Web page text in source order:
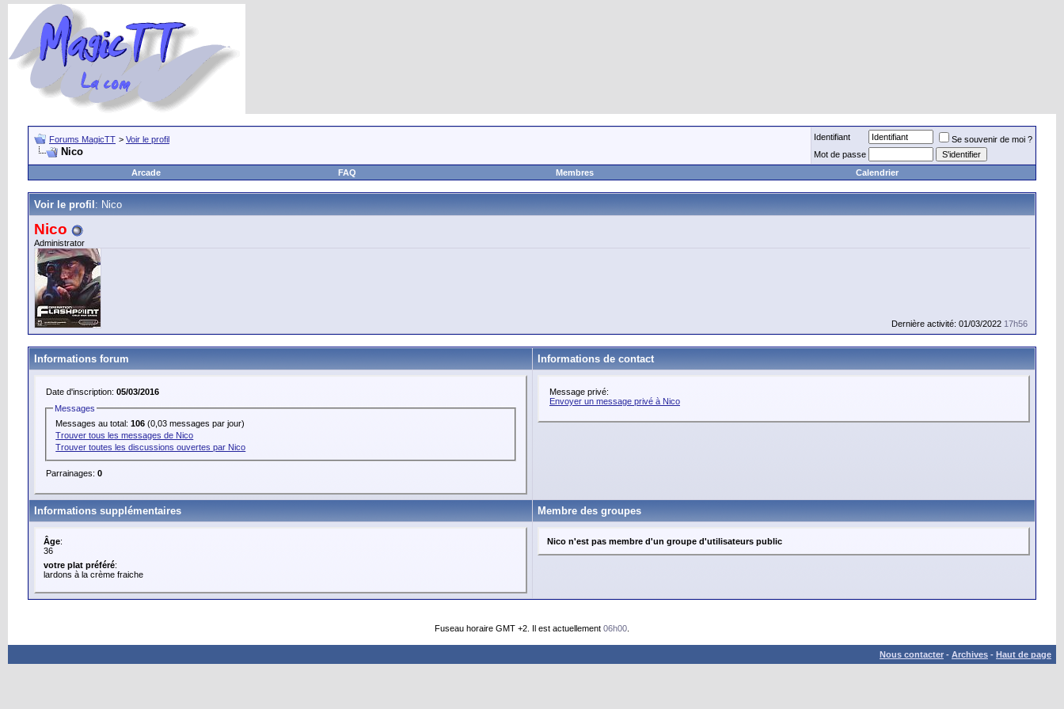
Forums MagicTT > Voir le profil
Nico
Identifiant
Se souvenir de moi ?
Mot de passe
Arcade
FAQ Membres Calendrier
Voir le profil : Nico
Nico
Administrator
Dernière activité: 01/03/2022 17h56
Informations forum Informations de contact
Date d'inscription: 05/03/2016
Messages
Messages au total:106 (0,03 messages par jour)
Trouver tous les messages de Nico
Trouver toutes les discussions ouvertes par Nico
Parrainages: 0
Message privé:
Envoyer un message privé à Nico
Informations supplémentaires Membre des groupes
Âge:
36
votre plat préféré:
lardons à la crème fraiche
Nico n'est pas membre d'un groupe d'utilisateurs public
Fuseau horaire GMT +2. Il est actuellement 06h00
Nous contacter - Archives - Haut de page